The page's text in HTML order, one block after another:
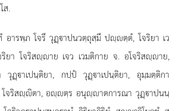
ส.
อารพฺภ โจรึ วุฏฺาปนวตฺถุสฺมึ ปฺตฺตํ, โจริยา เว
ยา โจริสฺาย เจว เวมติกาย จ. อโจริสฺาย,
วุฏฺาเปนฺติยา, กปฺปํ วุฏฺาเปนฺติยา, อุมฺมตฺติกา
จริสฺิตา, อฺตฺร อนุฺาตการณา วุฏฺาปนนฺ